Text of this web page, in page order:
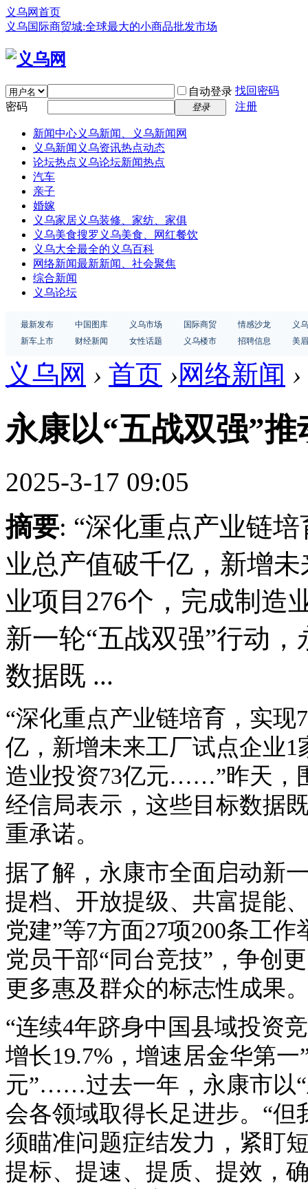
义乌网首页
义乌国际商贸城:全球最大的小商品批发市场
自动登录 找回密码
密码
登录 注册
新闻中心义乌新闻、义乌新闻网
义乌新闻 义乌资讯热点动态
论坛热点 义乌论坛新闻热点
汽车
亲子
婚嫁
义乌家居义乌装修、家纺、家俱
义乌美食搜罗义乌美食、网红餐饮
义乌大全最全的义乌百科
网络新闻最新新闻、社会聚焦
综合新闻
义乌论坛
最新发布 中国图库 义乌市场 国际商贸 情感沙龙
义
新车上市
财经新闻 女性话题 义乌楼市 招聘信息 美
义乌网 › 首页 ›网络新闻 ›
永康以“五战双强”
2025-3-17 09:05
摘要: “深化重点产业链
业总产值破千亿，新增
业项目276个，完成制
新一轮“五战双强”行动
数据既 ...
“深化重点产业链培育，实
亿，新增未来工厂试点企业
造业投资73亿元……”昨天，
经信局表示，这些目标数据
重承诺。
据了解，永康市全面启动新
提档、开放提级、共富提能
党建”等7方面27项200条工
党员干部“同台竞技”，争创
更多惠及群众的标志性成果
“连续4年跻身中国县域投资
增长19.7%，增速居金华第
元”……过去一年，永康市以
会各领域取得长足进步。“
须瞄准问题症结发力，紧盯
提标、提速、提质、提效，